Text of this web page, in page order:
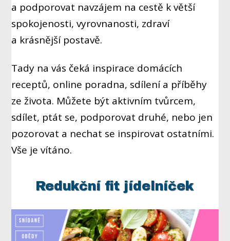
a podporovat navzájem na cestě k větší
spokojenosti, vyrovnanosti, zdraví
a krásnější postavě.
Tady na vás čeká inspirace domácích
receptů, online poradna, sdílení a příběhy
ze života. Můžete být aktivním tvůrcem,
sdílet, ptát se, podporovat druhé, nebo jen
pozorovat a nechat se inspirovat ostatními.
Vše je vítáno.
Redukční fit jídelníček